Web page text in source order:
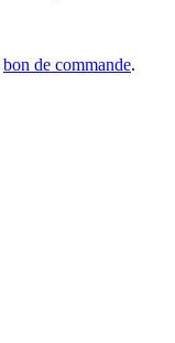
bon de commande.